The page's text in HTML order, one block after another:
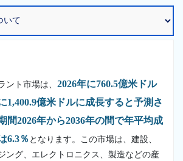
ント市場は、 2026年に760.5億米ドル
1,400.9億米ドルに成長すると予測さ
間2026年から2036年の間で年平均成
6.3％ となります。この市場は、建設、
ング、エレクトロニクス、製造などの産